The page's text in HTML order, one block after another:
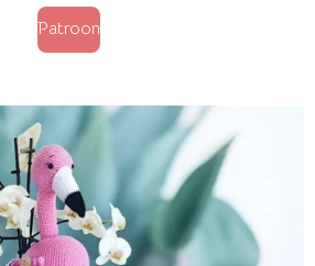
Patroon